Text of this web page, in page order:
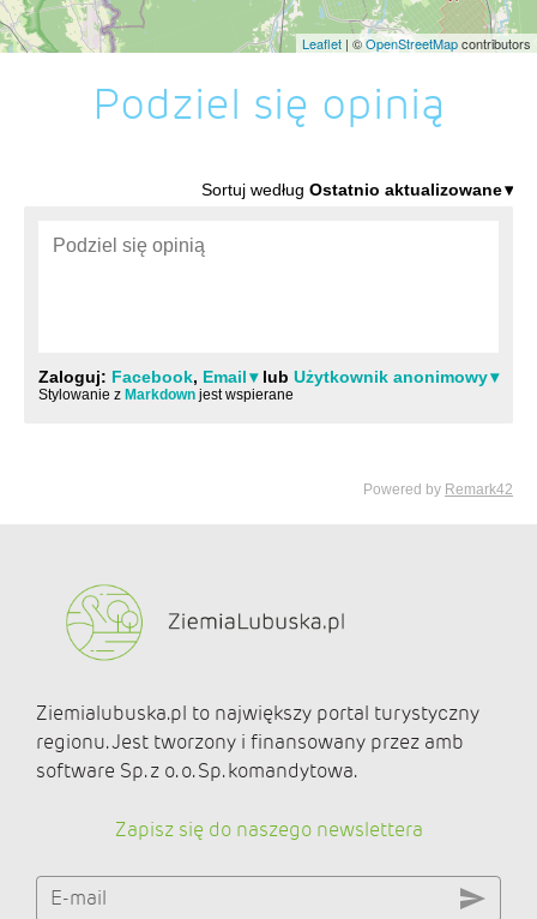
Leaflet | ©OpenStreetMapcontributors
Podziel się opinią
Ziemialubuska.pl to największy portal turystyczny
regionu. Jest tworzony i finansowany przez amb
software Sp. z o. o. Sp. komandytowa.
Zapisz się do naszego newslettera
E-mail